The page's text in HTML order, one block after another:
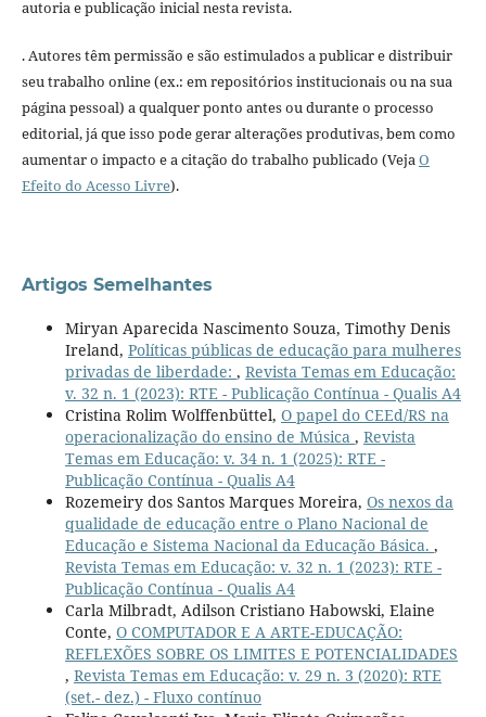
autoria e publicação inicial nesta revista.
. Autores têm permissão e são estimulados a publicar e distribuir
seu trabalho online (ex.: em repositórios institucionais ou na sua
página pessoal) a qualquer ponto antes ou durante o processo
editorial, já que isso pode gerar alterações produtivas, bem como
aumentar o impacto e a citação do trabalho publicado (VejaO
Efeito do Acesso Livre).
Artigos Semelhantes
Miryan Aparecida Nascimento Souza, Timothy Denis
Ireland, Políticas públicas de educação para mulheres
privadas de liberdade: , Revista Temas em Educação:
v. 32 n. 1 (2023): RTE - Publicação Contínua - Qualis A4
Cristina Rolim Wolffenbüttel, O papel do CEEd/RS na
operacionalização do ensino de Música , Revista
Temas em Educação: v. 34 n. 1 (2025): RTE -
Publicação Contínua - Qualis A4
Rozemeiry dos Santos Marques Moreira, Os nexos da
qualidade de educação entre o Plano Nacional de
Educação e Sistema Nacional da Educação Básica. ,
Revista Temas em Educação: v. 32 n. 1 (2023): RTE -
Publicação Contínua - Qualis A4
Carla Milbradt, Adilson Cristiano Habowski, Elaine
Conte, O COMPUTADOR E A ARTE-EDUCAÇÃO:
REFLEXÕES SOBRE OS LIMITES E POTENCIALIDADES
, Revista Temas em Educação: v. 29 n. 3 (2020): RTE
(set.- dez.) - Fluxo contínuo